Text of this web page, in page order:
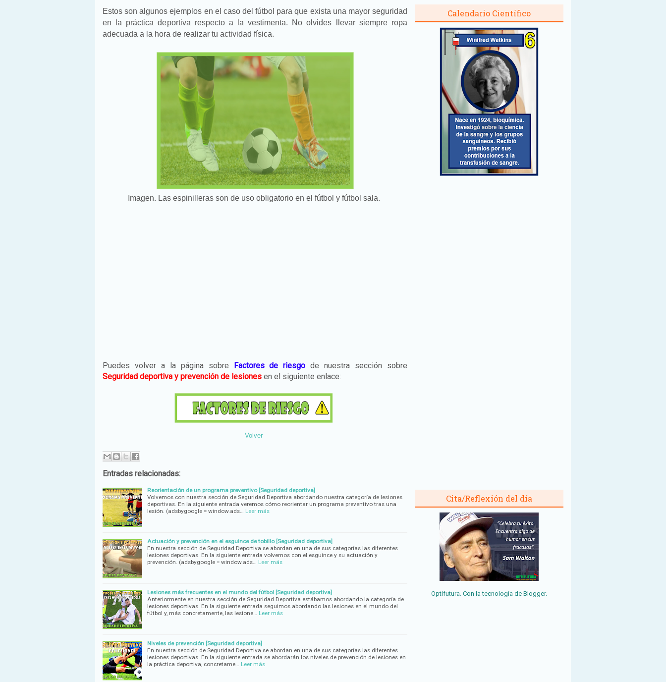
Estos son algunos ejemplos en el caso del fútbol para que exista una mayor seguridad
en la práctica deportiva respecto a la vestimenta. No olvides llevar siempre ropa
adecuada a la hora de realizar tu actividad física.
Imagen. Las espinilleras son de uso obligatorio en el fútbol y fútbol sala.
Puedes volver a la página sobre Factores de riesgo de nuestra sección sobre
Seguridad deportiva y prevención de lesiones en el siguiente enlace:
Volver
Entradas relacionadas:
Reorientación de un programa preventivo [Seguridad deportiva]
Volvemos con nuestra sección de Seguridad Deportiva abordando nuestra categoría de lesiones
deportivas. En la siguiente entrada veremos cómo reorientar un programa preventivo tras una
lesión. (adsbygoogle = window.ads… Leer más
Actuación y prevención en el esguince de tobillo [Seguridad deportiva]
En nuestra sección de Seguridad Deportiva se abordan en una de sus categorías las diferentes
lesiones deportivas. En la siguiente entrada volvemos con el esguince y su actuación y
prevención. (adsbygoogle = window.ads… Leer más
Lesiones más frecuentes en el mundo del fútbol [Seguridad deportiva]
Anteriormente en nuestra sección de Seguridad Deportiva estábamos abordando la categoría de
lesiones deportivas. En la siguiente entrada seguimos abordando las lesiones en el mundo del
fútbol y, más concretamente, las lesione… Leer más
Niveles de prevención [Seguridad deportiva]
En nuestra sección de Seguridad Deportiva se abordan en una de sus categorías las diferentes
lesiones deportivas. En la siguiente entrada se abordarán los niveles de prevención de lesiones en
la práctica deportiva, concretame… Leer más
Calendario Científico
Cita/Reflexión del día
Optifutura. Con la tecnología de Blogger.